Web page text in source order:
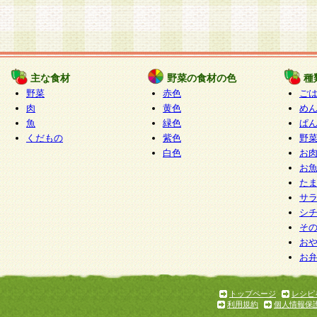
主な食材
野菜
肉
魚
くだもの
野菜の食材の色
赤色
黄色
緑色
紫色
白色
種
ご
めん
ぱん
野
お
お
た
サ
シ
そ
お
お
トップページ
レシピ
利用規約
個人情報保